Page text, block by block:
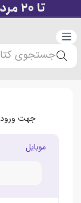
دسته‌بندی
جستجوی
جهت ورود
موبایل